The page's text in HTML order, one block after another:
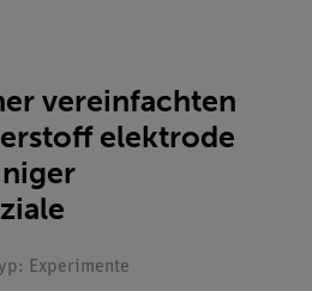
vereinfachten
elektrode
Experimente